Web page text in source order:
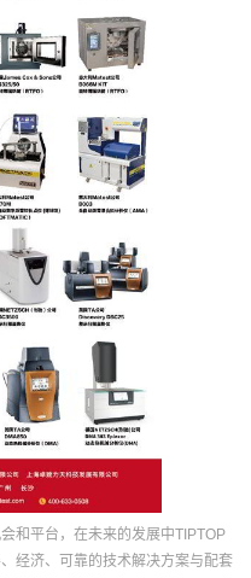
和平台，在未来的发展中TIPTOP
经济、可靠的技术解决方案与配套